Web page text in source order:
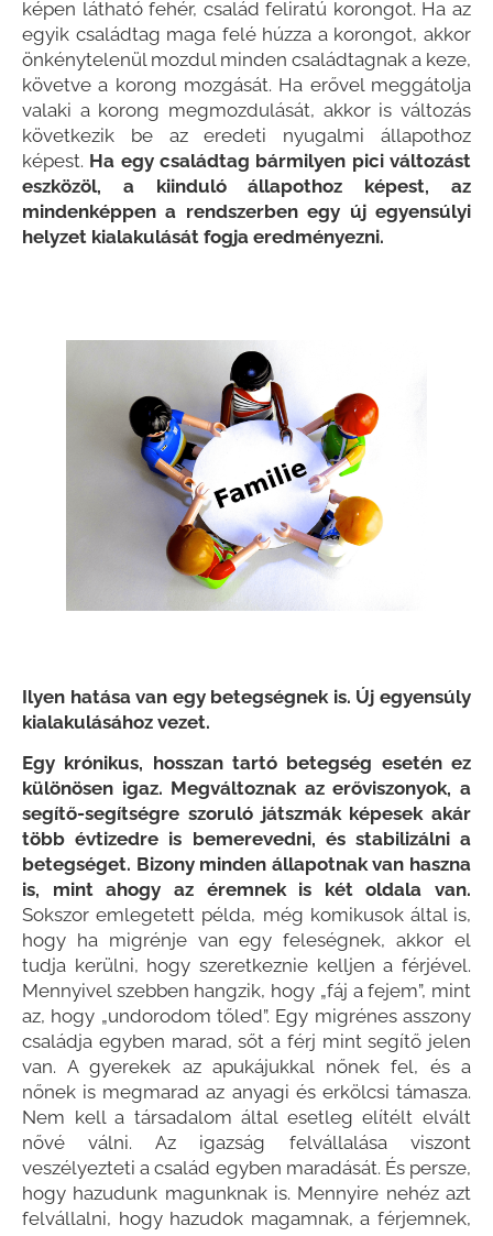
képen látható fehér, család feliratú korongot. Ha az
egyik családtag maga felé húzza a korongot, akkor
önkénytelenül mozdul minden családtagnak a keze,
követve a korong mozgását. Ha erővel meggátolja
valaki a korong megmozdulását, akkor is változás
következik be az eredeti nyugalmi állapothoz
képest. Ha egy családtag bármilyen pici változást
eszközöl, a kiinduló állapothoz képest, az
mindenképpen a rendszerben egy új egyensúlyi
helyzet kialakulását fogja eredményezni.
Ilyen hatása van egy betegségnek is. Új egyensúly
kialakulásához vezet.
Egy krónikus, hosszan tartó betegség esetén ez
különösen igaz. Megváltoznak az erőviszonyok, a
segítő-segítségre szoruló játszmák képesek akár
több évtizedre is bemerevedni, és stabilizálni a
betegséget. Bizony minden állapotnak van haszna
is, mint ahogy az éremnek is két oldala van.
Sokszor emlegetett példa, még komikusok által is,
hogy ha migrénje van egy feleségnek, akkor el
tudja kerülni, hogy szeretkeznie kelljen a férjével.
Mennyivel szebben hangzik, hogy „fáj a fejem”, mint
az, hogy „undorodom tőled”. Egy migrénes asszony
családja egyben marad, sőt a férj mint segítő jelen
van. A gyerekek az apukájukkal nőnek fel, és a
nőnek is megmarad az anyagi és erkölcsi támasza.
Nem kell a társadalom által esetleg elítélt elvált
nővé válni. Az igazság felvállalása viszont
veszélyezteti a család egyben maradását. És persze,
hogy hazudunk magunknak is. Mennyire nehéz azt
felvállalni, hogy hazudok magamnak, a férjemnek,